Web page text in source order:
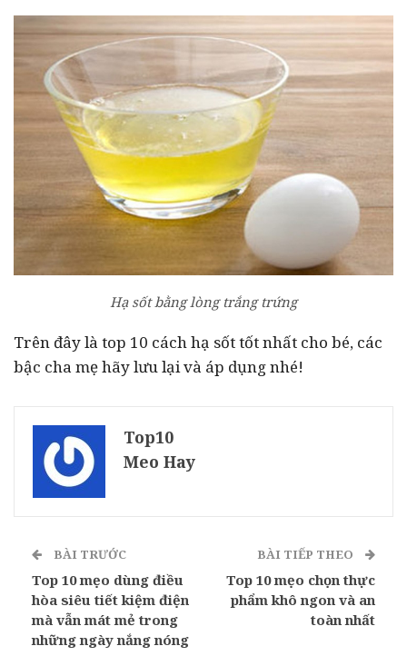
Hạ sốt bằng lòng trắng trứng
Trên đây là top 10 cách hạ sốt tốt nhất cho bé, các
bậc cha mẹ hãy lưu lại và áp dụng nhé!
Top10
Meo Hay
BÀI TRƯỚC
Top 10 mẹo dùng điều
hòa siêu tiết kiệm điện
mà vẫn mát mẻ trong
những ngày nắng nóng
BÀI TIẾP THEO
Top 10 mẹo chọn thực
phẩm khô ngon và an
toàn nhất